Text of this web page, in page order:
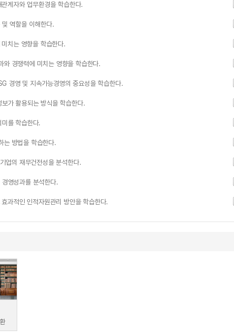
계자와 업무환경을 학습한다.
역할을 이해한다.
치는 영향을 학습한다.
와 경쟁력에 미치는 영향을 학습한다.
경영 및 지속가능경영의 중요성을 학습한다.
가 활용되는 방식을 학습한다.
를 학습한다.
는 방법을 학습한다.
업의 재무건전성을 분석한다.
영성과를 분석한다.
과적인 인적자원관리 방안을 학습한다.